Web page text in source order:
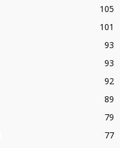
105
101
93
93
92
89
79
77